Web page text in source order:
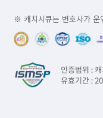
※ 캐치시큐는 변호사가 운